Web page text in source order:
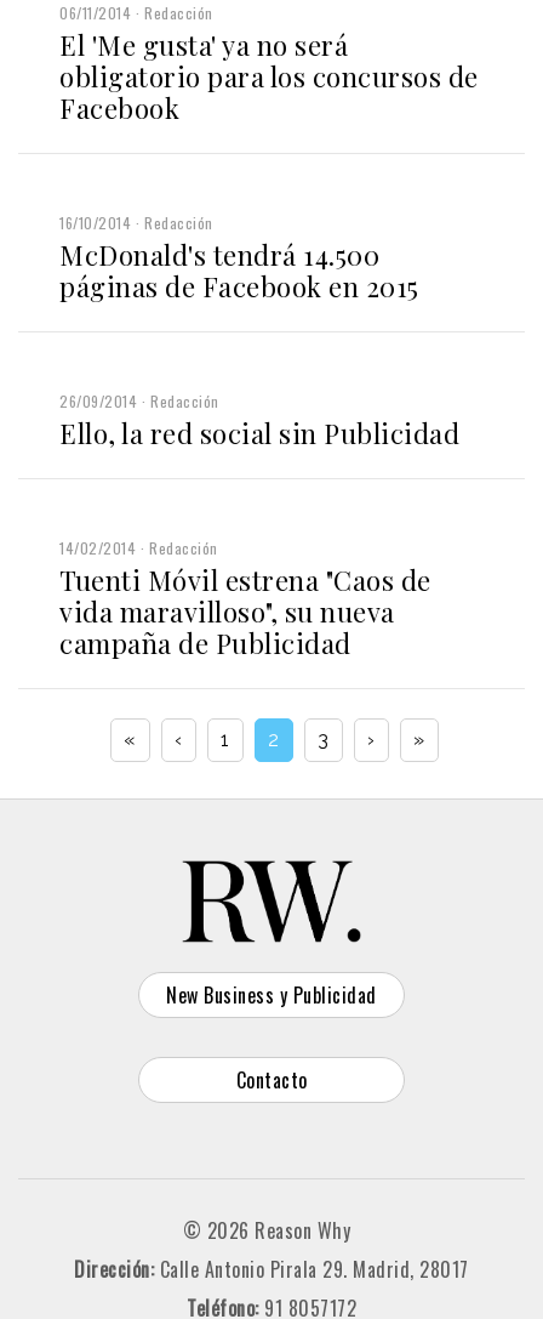
06/11/2014 Redacción
El 'Me gusta' ya no será
obligatorio para los concursos de
Facebook
16/10/2014 Redacción
McDonald's tendrá 14.500
páginas de Facebook en 2015
26/09/2014 Redacción
Ello, la red social sin Publicidad
14/02/2014 Redacción
Tuenti Móvil estrena "Caos de
vida maravilloso", su nueva
campaña de Publicidad
« ‹ 1 2 3 › »
New Business y Publicidad
Contacto
© 2026 Reason Why
Dirección: Calle Antonio Pirala 29. Madrid, 28017
Teléfono: 91 8057172